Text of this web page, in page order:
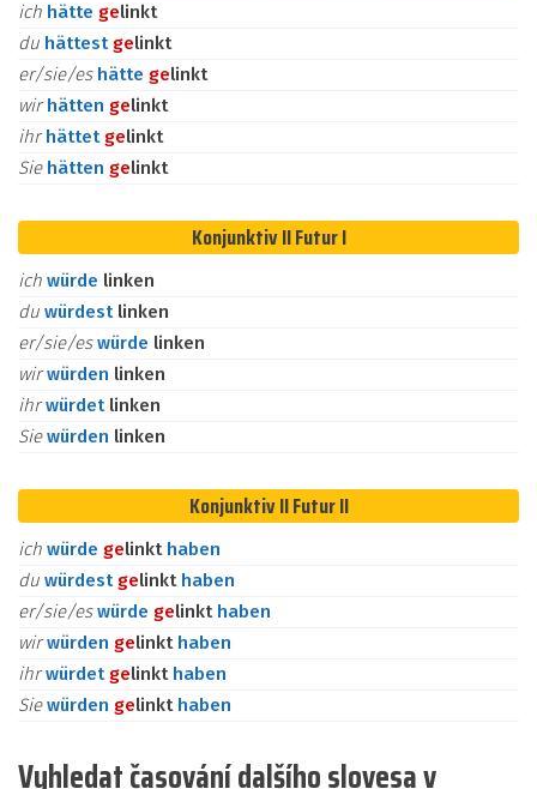
ich hätte gelinkt
du hättest gelinkt
er/sie/es hätte gelinkt
wirhätten gelinkt
ihrhättet gelinkt
Sie hätten gelinkt
Konjunktiv II Futur I
ich würde linken
du würdest linken
er/sie/eswürde linken
wirwürden linken
ihrwürdet linken
Siewürden linken
Konjunktiv II Futur II
ich würde gelinkt haben
du würdest gelinkt haben
er/sie/eswürde gelinkt haben
wirwürden gelinkt haben
ihrwürdet gelinkt haben
Siewürden gelinkt haben
Vyhledat časování dalšího slovesa v